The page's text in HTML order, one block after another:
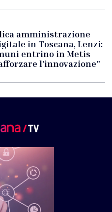
amministrazione
in Toscana, Lenzi:
entrino in Metis
l’innovazione”